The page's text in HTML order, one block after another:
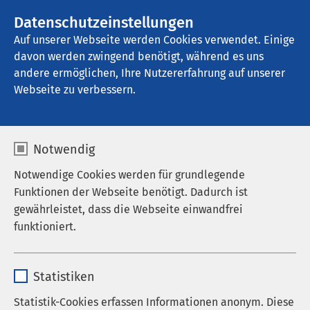
Datenschutzeinstellungen
Auf unserer Webseite werden Cookies verwendet. Einige
davon werden zwingend benötigt, während es uns
andere ermöglichen, Ihre Nutzererfahrung auf unserer
Webseite zu verbessern.
Notwendig
Notwendige Cookies werden für grundlegende
Funktionen der Webseite benötigt. Dadurch ist
gewährleistet, dass die Webseite einwandfrei
funktioniert.
Anbieter sgalinski
Statistiken
Statistik-Cookies erfassen Informationen anonym. Diese
AMEOS Klinikum Schönebeck